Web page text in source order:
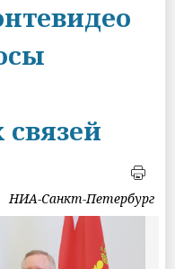
НИА-Санкт-Петербург